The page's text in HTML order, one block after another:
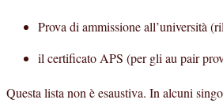
Prova di ammissione all’università
il certificato APS (per gli au pair
Questa lista non è esaustiva. In alcuni